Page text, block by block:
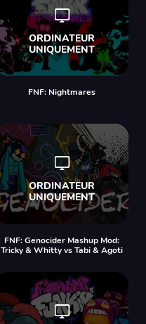
FNF: Nightmares
FNF: Genocider Mashup Mod:
Tricky & Whitty vs Tabi & Agoti